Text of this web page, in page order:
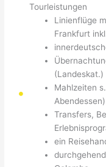
Tourleistungen
Linienflüge
Frankfurt
Mahlzeiten
Abendessen)
Transfers,
ein